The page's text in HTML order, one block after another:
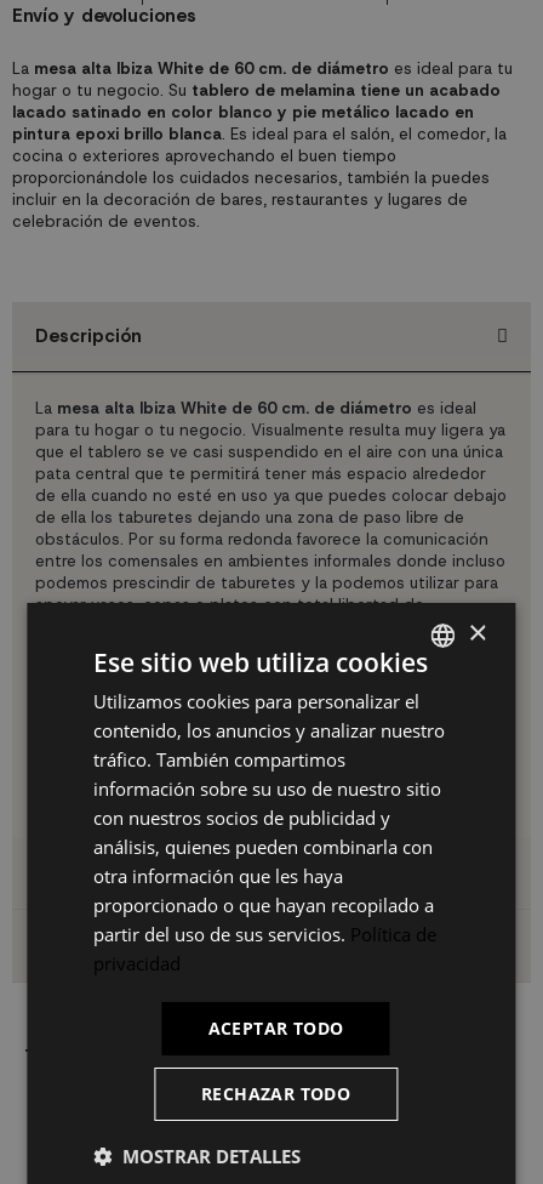
La mesa alta Ibiza White de 60 cm. de diámetro es ideal para tu
hogar o tu negocio. Su tablero de melamina tiene un acabado
lacado satinado en color blanco y pie metálico lacado en
pintura epoxi brillo blanca. Es ideal para el salón, el comedor, la
cocina o exteriores aprovechando el buen tiempo
proporcionándole los cuidados necesarios, también la puedes
incluir en la decoración de bares, restaurantes y lugares de
celebración de eventos.
Envío y devoluciones
Descripción
La mesa alta Ibiza White de 60 cm. de diámetro es ideal
para tu hogar o tu negocio. Visualmente resulta muy ligera ya
que el tablero se ve casi suspendido en el aire con una única
pata central que te permitirá tener más espacio alrededor
de ella cuando no esté en uso ya que puedes colocar debajo
de ella los taburetes dejando una zona de paso libre de
obstáculos. Por su forma redonda favorece la comunicación
entre los comensales en ambientes informales donde incluso
podemos prescindir de taburetes y la podemos utilizar para
apoyar vasos, copas o platos con total libertad de
para poder
cambiar la distribución del espacio sin problemas. Sutablero
de melamina tiene un acabado lacado satinado en color
blanco y pie metálico lacado en pintura epoxi brillo
. Es ideal para el salón, el comedor, la cocina o
exteriores aprovechando el buen tiempo proporcionándole
los cuidados necesarios, también la puedes incluir en la
decoración de bares, restaurantes y lugares de celebración
de eventos.
Detalles del producto
Envío y devoluciones
También le puede interesar
SPANISH
ES
PT
×
Ese sitio web utiliza cookies
Utilizamos cookies para personalizar el
contenido, los anuncios y analizar nuestro
tráfico. También compartimos
información sobre su uso de nuestro sitio
con nuestros socios de publicidad y
análisis, quienes pueden combinarla con
otra información que les haya
proporcionado o que hayan recopilado a
partir del uso de sus servicios. Política de
privacidad
ACEPTAR TODO
RECHAZAR TODO
MOSTRAR DETALLES